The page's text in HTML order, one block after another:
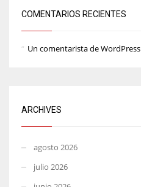
COMENTARIOS RECIENTES
Un comentarista de WordPress
ARCHIVES
agosto 2026
julio 2026